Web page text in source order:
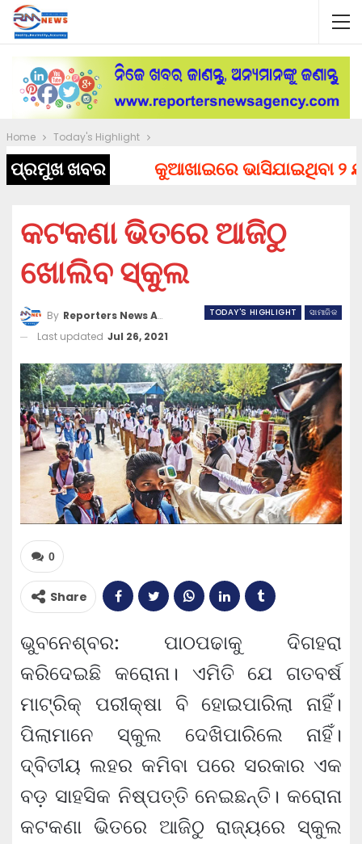
Home Today's Highlight
ପ୍ରମୁଖ ଖବର କୁଆଖାଇରେ ଭାସିଯାଇଥିବା ୨
କଟକଣା ଭିତରେ ଆଜିଠୁ
ଖୋଲିବ ସ୍କୁଲ
TODAY'S HIGHLIGHT ସାମାଜିକ
By Reporters News Agency
Last updated Jul 26, 2021
0
Share
ଭୁବନେଶ୍ବର: ପାଠପଢାକୁ ଦିଗହରା
କରିଦେଇଛି କରୋନା। ଏମିତି ଯେ ଗତବର୍ଷ
ମାଟ୍ରିକ୍ ପରୀକ୍ଷା ବି ହୋଇପାରିଲା ନାହିଁ।
ପିଲାମାନେ ସ୍କୁଲ ଦେଖିପାରିଲେ ନାହିଁ।
ଦ୍ବିତୀୟ ଲହର କମିବା ପରେ ସରକାର ଏକ
ବଡ଼ ସାହସିକ ନିଷ୍ପତ୍ତି ନେଇଛନ୍ତି। କରୋନା
କଟକଣା ଭିତରେ ଆଜିଠୁ ରାଜ୍ୟରେ ସ୍କୁଲ